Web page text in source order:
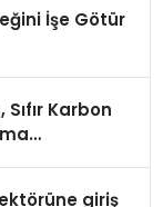
İşe Götür
Karbon
giriş